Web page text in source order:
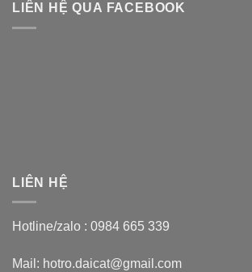
LIÊN HỆ QUA FACEBOOK
LIÊN HỆ
Hotline/zalo : 0984 665 339
Mail: hotro.daicat@gmail.com